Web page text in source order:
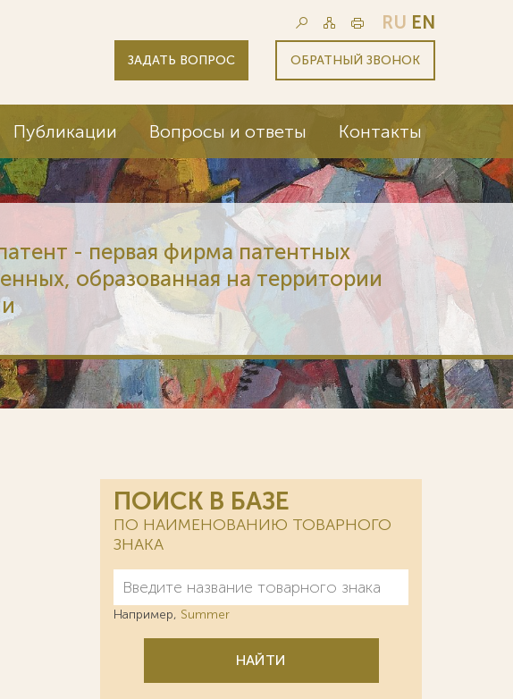
RU EN
ЗАДАТЬ ВОПРОС ОБРАТНЫЙ ЗВОНОК
Публикации Вопросы и ответы Контакты
- первая фирма патентных
образованная на территории
ПОИСК В БАЗЕ
ПО НАИМЕНОВАНИЮ ТОВАРНОГО
ЗНАКА
Например, Summer
НАЙТИ